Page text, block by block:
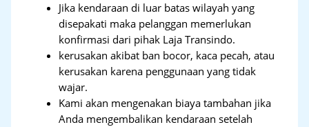
Jika kendaraan di luar batas wilayah yang
disepakati maka pelanggan memerlukan
konfirmasi dari pihak Laja Transindo.
kerusakan akibat ban bocor, kaca pecah, atau
kerusakan karena penggunaan yang tidak
wajar.
Kami akan mengenakan biaya tambahan jika
Anda mengembalikan kendaraan setelah